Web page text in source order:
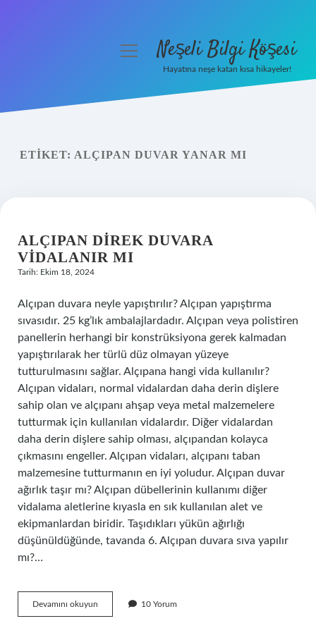
Yasal Uyarı
menüyüNeşeli Bilgi Köşesi
Hayatına neşe katan kısa hikayeler!
ETIKET: ALÇIPAN DUVAR YANAR MI
ALÇIPAN DIREK DUVARA
VIDALANIR MI
Tarih: Ekim 18, 2024
Alçıpan duvara neyle yapıştırılır? Alçıpan yapıştırma
sıvasıdır. 25 kg’lık ambalajlardadır. Alçıpan veya polistiren
panellerin herhangi bir konstrüksiyona gerek kalmadan
yapıştırılarak her türlü düz olmayan yüzeye
tutturulmasını sağlar. Alçıpana hangi vida kullanılır?
Alçıpan vidaları, normal vidalardan daha derin dişlere
sahip olan ve alçıpanı ahşap veya metal malzemelere
tutturmak için kullanılan vidalardır. Diğer vidalardan
daha derin dişlere sahip olması, alçıpandan kolayca
çıkmasını engeller. Alçıpan vidaları, alçıpanı taban
malzemesine tutturmanın en iyi yoludur. Alçıpan duvar
ağırlık taşır mı? Alçıpan dübellerinin kullanımı diğer
vidalama aletlerine kıyasla en sık kullanılan alet ve
ekipmanlardan biridir. Taşıdıkları yükün ağırlığı
düşünüldüğünde, tavanda 6. Alçıpan duvara sıva yapılır
mı?…
Devamını okuyun
Direk
10 Yorum